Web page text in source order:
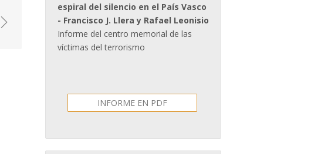
espiral del silencio en el País Vasco
- Francisco J. Llera y Rafael Leonisio
Informe del centro memorial de las
víctimas del terrorismo
INFORME EN PDF